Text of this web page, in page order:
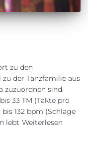
zu den
der Tanzfamilie aus
zuzuordnen sind.
33 TM (Takte pro
132 bpm (Schläge
lebt Weiterlesen